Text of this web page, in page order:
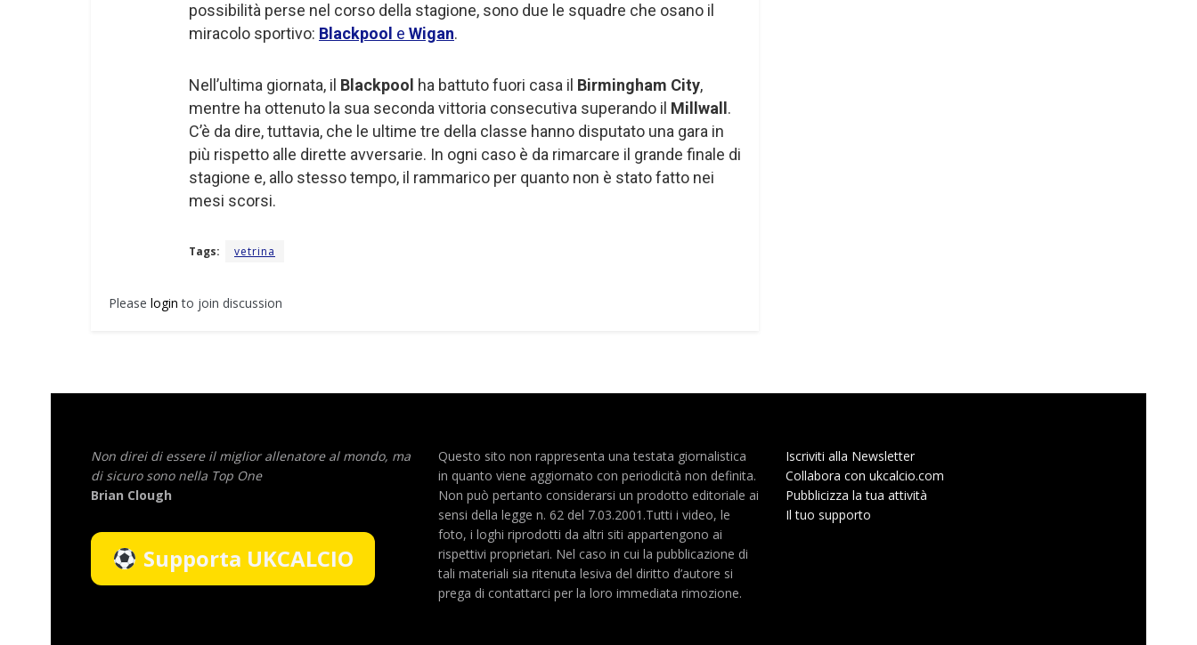
possibilità perse nel corso della stagione, sono due le squadre che osano il
miracolo sportivo: Blackpool e Wigan.
Nell’ultima giornata, il Blackpool ha battuto fuori casa il Birmingham City,
mentre ha ottenuto la sua seconda vittoria consecutiva superando il Millwall .
C’è da dire, tuttavia, che le ultime tre della classe hanno disputato una gara in
più rispetto alle dirette avversarie. In ogni caso è da rimarcare il grande finale di
stagione e, allo stesso tempo, il rammarico per quanto non è stato fatto nei
mesi scorsi.
Tags: vetrina
Please login to join discussion
Non direi di essere il miglior allenatore al mondo, ma
di sicuro sono nella Top One
Brian Clough
Supporta UKCALCIO
Questo sito non rappresenta una testata giornalistica
in quanto viene aggiornato con periodicità non definita.
Non può pertanto considerarsi un prodotto editoriale ai
sensi della legge n. 62 del 7.03.2001.Tutti i video, le
foto, i loghi riprodotti da altri siti appartengono ai
rispettivi proprietari. Nel caso in cui la pubblicazione di
tali materiali sia ritenuta lesiva del diritto d’autore si
prega di contattarci per la loro immediata rimozione.
Iscriviti alla Newsletter
Collabora con ukcalcio.com
Pubblicizza la tua attività
Il tuo supporto